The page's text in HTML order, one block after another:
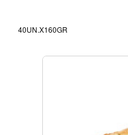
40UN.X160GR